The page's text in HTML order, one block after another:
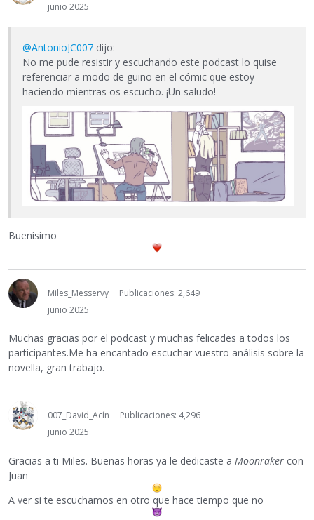
junio 2025
@AntonioJC007 dijo:
No me pude resistir y escuchando este podcast lo quise
referenciar a modo de guiño en el cómic que estoy
haciendo mientras os escucho. ¡Un saludo!
Buenísimo
Miles_Messervy
Publicaciones: 2,649
junio 2025
Muchas gracias por el podcast y muchas felicades a todos los
participantes.Me ha encantado escuchar vuestro análisis sobre la
novella, gran trabajo.
007_David_Acín
Publicaciones: 4,296
junio 2025
Gracias a ti Miles. Buenas horas ya le dedicaste a Moonraker con
Juan
A ver si te escuchamos en otro que hace tiempo que no